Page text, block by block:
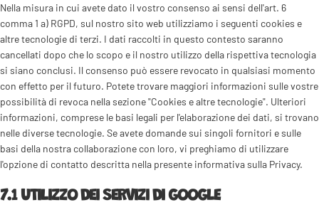
Nella misura in cui avete dato il vostro consenso ai sensi dell'art. 6
comma 1 a) RGPD, sul nostro sito web utilizziamo i seguenti cookies e
altre tecnologie di terzi. I dati raccolti in questo contesto saranno
cancellati dopo che lo scopo e il nostro utilizzo della rispettiva tecnologia
si siano conclusi. Il consenso può essere revocato in qualsiasi momento
con effetto per il futuro. Potete trovare maggiori informazioni sulle vostre
possibilità di revoca nella sezione "Cookies e altre tecnologie". Ulteriori
informazioni, comprese le basi legali per l'elaborazione dei dati, si trovano
nelle diverse tecnologie. Se avete domande sui singoli fornitori e sulle
basi della nostra collaborazione con loro, vi preghiamo di utilizzare
l'opzione di contatto descritta nella presente informativa sulla Privacy.
7.1 UTILIZZO DEI SERVIZI DI GOOGLE